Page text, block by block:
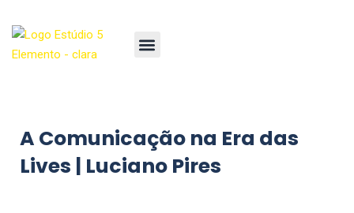
A Comunicação na Era das
Lives | Luciano Pires